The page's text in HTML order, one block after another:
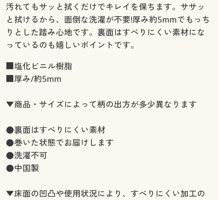
汚れてもサッと拭くだけでキレイを保ちます。ササッ
と拭けるから、面倒な洗濯が不要!厚み約5mmでもっち
りとした踏み心地です。裏面はすべりにくい素材にな
っているのも嬉しいポイントです。
■塩化ビニル樹脂
■厚み/約5mm
▼商品・サイズによって柄の出方が多少異なります
●裏面はすべりにくい素材
●巻いた状態でお届けします
●洗濯不可
●中国製
▼床面の凹凸や使用状況により、すべりにくい加工の